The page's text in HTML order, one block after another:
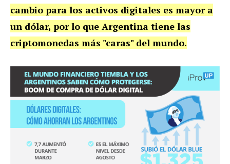
cambio para los activos digitales es mayor a
un dólar, por lo que Argentina tiene las
criptomonedas más "caras" del mundo.